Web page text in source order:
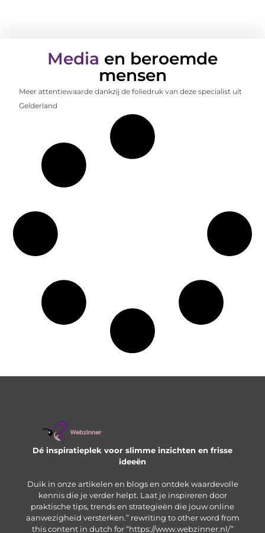
Media en beroemde
mensen
Meer attentiewaarde dankzij de foliedruk van deze specialist uit
Gelderland
Dé inspiratieplek voor slimme inzichten en frisse
ideeën
Duik in onze artikelen en blogs en ontdek waardevolle
kennis die je verder helpt. Laat je inspireren door
praktische tips, trends en strategieën die jouw online
aanwezigheid versterken.” rewriting to other word from
this content in dutch for “https://www.webzinner.nl/”